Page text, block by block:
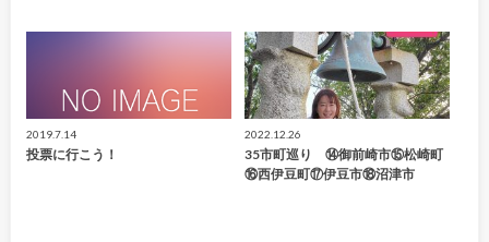
2019.7.14
投票に行こう！
2022.12.26
35市町巡り ⑭御前崎市⑮松崎町
⑯西伊豆町⑰伊豆市⑱沼津市